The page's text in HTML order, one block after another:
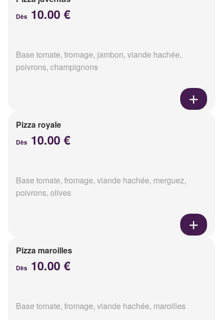
Dès 10.00 €
Base tomate, fromage, jambon, viande hachée,
poivrons, champignons
Pizza royale
Dès 10.00 €
Base tomate, fromage, viande hachée, merguez,
poivrons, olives
Pizza maroilles
Dès 10.00 €
Base tomate, fromage, viande hachée, maroilles